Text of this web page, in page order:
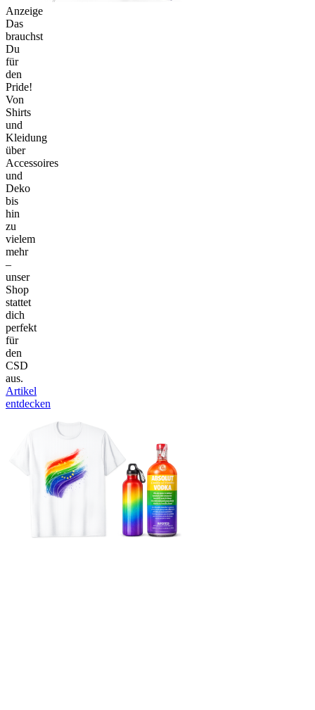
Anzeige
Das
brauchst
Du
für
den
Pride!
Von
Shirts
und
Kleidung
über
Accessoires
und
Deko
bis
hin
zu
vielem
mehr
–
unser
Shop
stattet
dich
perfekt
für
den
CSD
aus.
Artikel
entdecken